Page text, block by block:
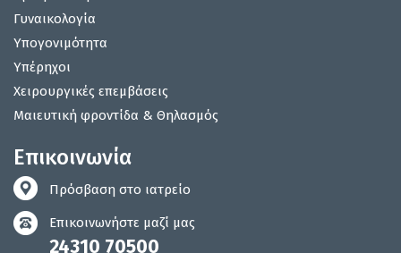
Γυναικολογία
Υπογονιμότητα
Υπέρηχοι
Χειρουργικές επεμβάσεις
Μαιευτική φροντίδα & Θηλασμός
Επικοινωνία
Πρόσβαση στο ιατρείο
Επικοινωνήστε μαζί μας
24310 70500